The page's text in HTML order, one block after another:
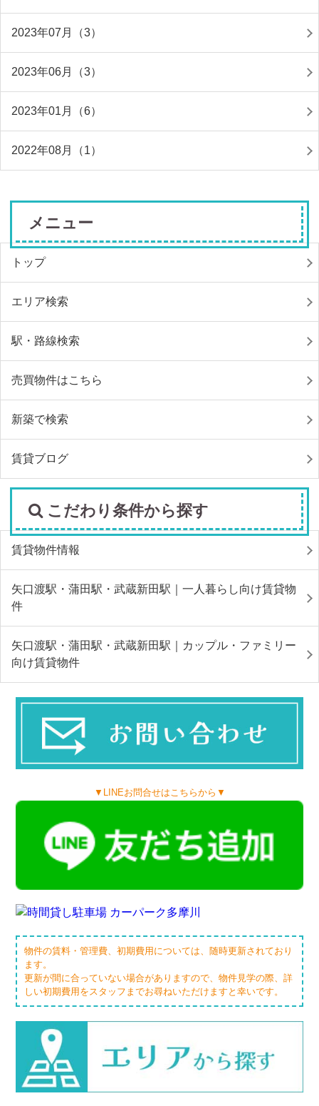
2023年07月（3）
2023年06月（3）
2023年01月（6）
2022年08月（1）
メニュー
トップ
エリア検索
駅・路線検索
売買物件はこちら
新築で検索
賃貸ブログ
こだわり条件から探す
賃貸物件情報
矢口渡駅・蒲田駅・武蔵新田駅｜一人暮らし向け賃貸物
件
矢口渡駅・蒲田駅・武蔵新田駅｜カップル・ファミリー
向け賃貸物件
▼LINEお問合せはこちらから▼
物件の賃料・管理費、初期費用については、随時更新されており
ます。
更新が間に合っていない場合がありますので、物件見学の際、詳
しい初期費用をスタッフまでお尋ねいただけますと幸いです。